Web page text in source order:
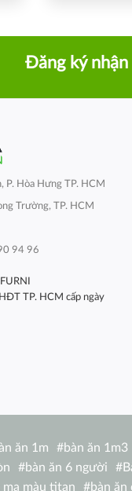
Đăng ký
Hòa Hưng TP. HCM
Trường, TP. HCM
94 96
TP. HCM cấp ngày
ăn 1m #bàn ăn 1m3
#bàn ăn 6 người #
mạ màu titan
#bàn ăn